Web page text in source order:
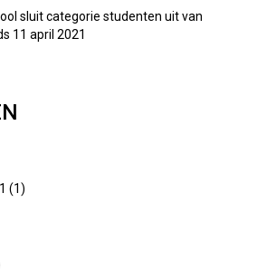
sluit categorie studenten uit van
11 april 2021
(1)